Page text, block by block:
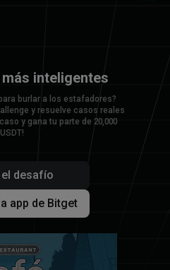
inteligentes
burlar a los estafadores?
y resuelve casos reales
y gana tu parte de 20,000
USDT!
desafío
app de Bitget